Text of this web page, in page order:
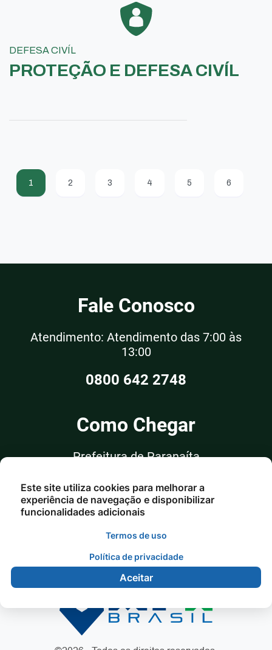
DEFESA CIVÍL
PROTEÇÃO E DEFESA CIVÍL
1 2 3 4 5 6
Fale Conosco
Atendimento: Atendimento das 7:00 às
13:00
0800 642 2748
Como Chegar
Prefeitura de Paranaíta
Rua Alceu Rossi, nº 351, Sala 03
Centro - Paranaíta/MT
Este site utiliza cookies para melhorar a
experiência de navegação e disponibilizar
funcionalidades adicionais
Termos de uso
Política de privacidade
Aceitar